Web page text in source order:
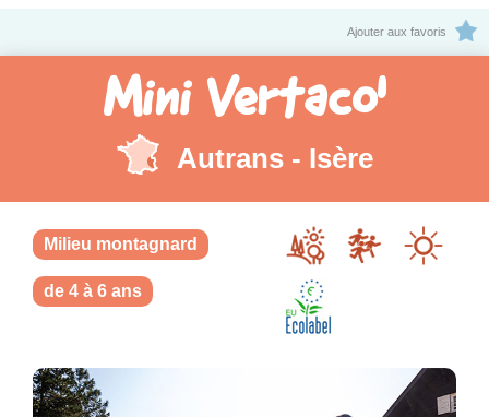
Ajouter aux favoris
Mini Vertaco'
Autrans - Isère
Milieu montagnard
de 4 à 6 ans